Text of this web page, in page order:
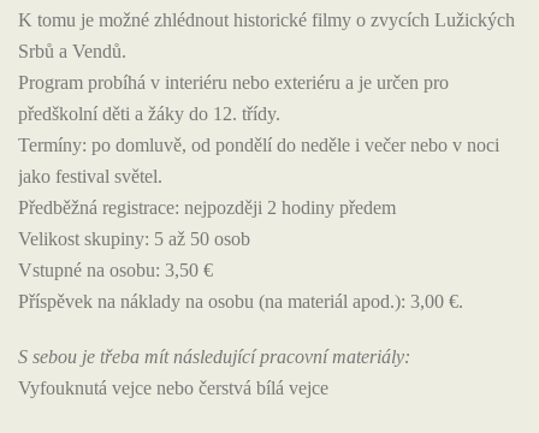
K tomu je možné zhlédnout historické filmy o zvycích Lužických
Srbů a Vendů.
Program probíhá v interiéru nebo exteriéru a je určen pro
předškolní děti a žáky do 12. třídy.
Termíny: po domluvě, od pondělí do neděle i večer nebo v noci
jako festival světel.
Předběžná registrace: nejpozději 2 hodiny předem
Velikost skupiny: 5 až 50 osob
Vstupné na osobu: 3,50 €
Příspěvek na náklady na osobu (na materiál apod.): 3,00 €.
S sebou je třeba mít následující pracovní materiály:
Vyfouknutá vejce nebo čerstvá bílá vejce